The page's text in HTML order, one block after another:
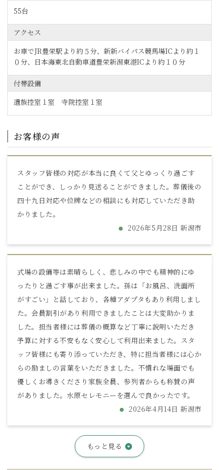
55台
アクセス
お車でJR豊栄駅より約５分、新新バイパス競馬場ICより約１
０分、日本海東北自動車道豊栄新潟東港ICより約１０分
付帯設備
遺族控室１室 寺院控室１室
お客様の声
スタッフ皆様の対応が本当に良くて父とゆっくり過ごす
ことができ、しっかり見送ることができました。葬儀後の
四十九日対応や位牌などの相談にも対応していただき助
かりました。
2026年5月28日 新潟市
式場の設備等は素晴らしく、悲しみの中でも精神的にゆ
ったりと過ごす事が出来ました。孫は「お風呂、洗面所
がすごい」と話しており、各種アダプタもあり利用しまし
た。会員割引があり利用できましたことは大変助かりま
した。担当者様には葬儀の概算など丁寧に説明いただき
予算に対する不安もなく安心して利用出来ました。スタ
ッフ皆様にも寄り添っていただき、特に担当者様には心か
らの励ましの言葉をいただきました。不慣れな場面でも
優しくお導きくださり家族全員、参列者からも称賛の声
がありました。水原セレモニーを選んで良かったです。
2026年4月14日 新潟市
もっと見る